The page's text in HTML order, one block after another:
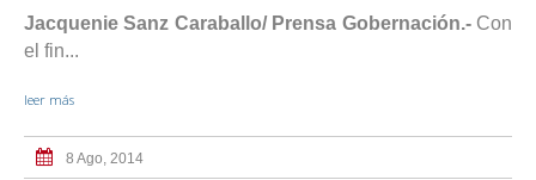
Jacquenie Sanz Caraballo/ Prensa Gobernación.-Con
el fin...
leer más
8 Ago, 2014